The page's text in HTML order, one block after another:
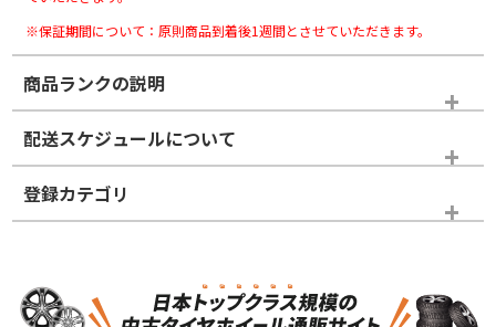
※保証期間について：原則商品到着後1週間とさせていただきます。
商品ランクの説明
※商品ランクは出品者の主観により判断しておりますので、あら
かじめご了承ください。
ホイールランク
配送スケジュールについて
登録カテゴリ
スタッドレスタイヤホイールセット